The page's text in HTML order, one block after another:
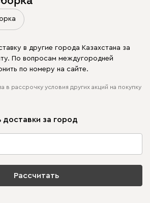
в другие города Казахстана за
По вопросам междугородней
по номеру на сайте.
в рассрочку условия других акций на покупку
доставки за город
Рассчитать